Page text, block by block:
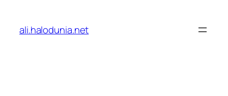
konten
ali.halodunia.net